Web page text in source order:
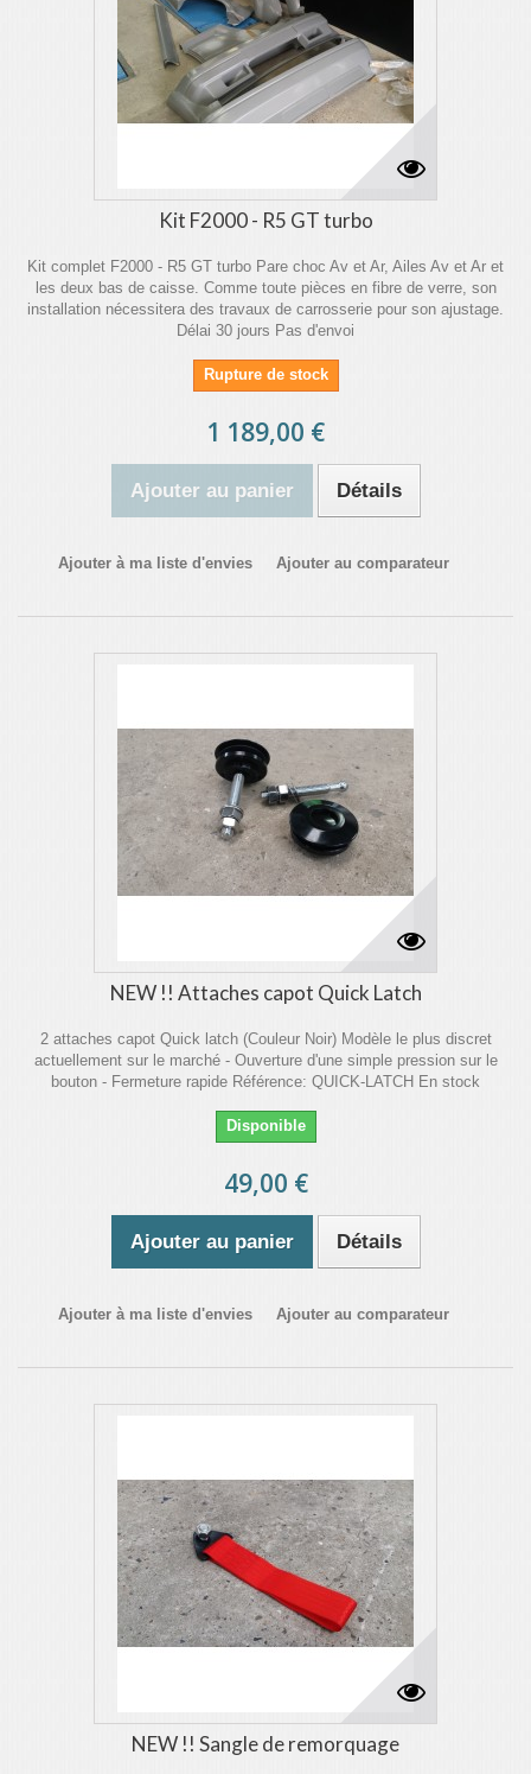
Kit F2000 - R5 GT turbo
Kit complet F2000 - R5 GT turbo Pare choc Av et Ar, Ailes Av et Ar et
les deux bas de caisse. Comme toute pièces en fibre de verre, son
installation nécessitera des travaux de carrosserie pour son ajustage.
Délai 30 jours Pas d'envoi
Rupture de stock
1 189,00 €
Ajouter au panier Détails
Ajouter à ma liste d'envies Ajouter au comparateur
NEW !! Attaches capot Quick Latch
2 attaches capot Quick latch (Couleur Noir) Modèle le plus discret
actuellement sur le marché - Ouverture d'une simple pression sur le
bouton - Fermeture rapide Référence: QUICK-LATCH En stock
Disponible
49,00 €
Ajouter au panier Détails
Ajouter à ma liste d'envies Ajouter au comparateur
NEW !! Sangle de remorquage